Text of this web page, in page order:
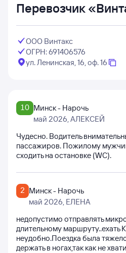
Перевозчик
ООО Винтакс
ОГРН: 691406576
ул. Ленинская, 16, оф. 16
10 Минск - Нарочь
май 2026, АЛЕКСЕЙ
Чудесно. Водитель
пассажиров. Пожилому
сходить на остановке (WC).
2 Минск - Нарочь
май 2026, ЕЛЕНА
недопустимо отправлять
длительному маршруту..ехать
неудобно.Поездка была
держать в ногах,так как не